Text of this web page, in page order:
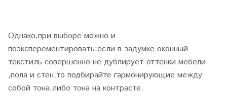
Однако,при выборе можно и
поэксперементировать:если в задумке оконный
текстиль совершенно не дублирует оттенки мебели
,пола и стен,то подбирайте гармонирующие между
собой тона,либо тона на контрасте.